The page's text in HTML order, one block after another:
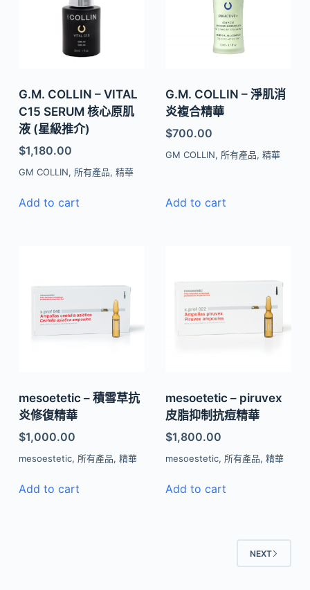
G.M. COLLIN – VITAL
C15 SERUM 核心原肌
液 (星級推介)
$1,180.00
GM COLLIN, 所有產品, 精華
Add to cart
G.M. COLLIN – 淨肌消
炎複合精華
$700.00
GM COLLIN, 所有產品, 精華
Add to cart
mesoetetic – 積雪草抗
炎修復精華
$1,000.00
mesoestetic, 所有產品, 精華
Add to cart
mesoetetic – piruvex
皮脂抑制抗痘精華
$1,800.00
mesoestetic, 所有產品, 精華
Add to cart
NEXT